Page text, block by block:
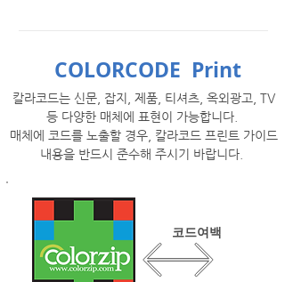
COLORCODE Print
칼라코드는 신문, 잡지, 제품, 티셔츠, 옥외광고, TV
등 다양한 매체에 표현이 가능합니다.
매체에 코드를 노출할 경우, 칼라코드 프린트 가이드
내용을 반드시 준수해 주시기 바랍니다.
코드여백